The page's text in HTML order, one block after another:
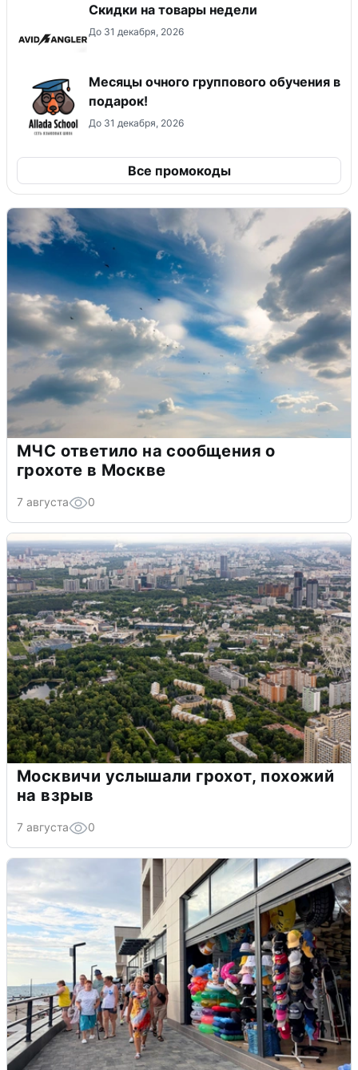
Скидки на товары недели
До 31 декабря, 2026
Месяцы очного группового обучения в
подарок!
До 31 декабря, 2026
Все промокоды
МЧС ответило на сообщения о
грохоте в Москве
7 августа 0
Москвичи услышали грохот, похожий
на взрыв
7 августа 0